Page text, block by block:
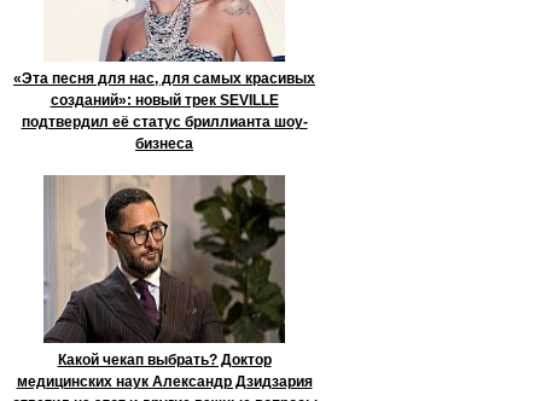
«Эта песня для нас, для самых красивых
созданий»: новый трек SEVILLE
подтвердил её статус бриллианта шоу-
бизнеса
Какой чекап выбрать? Доктор
медицинских наук Александр Дзидзария